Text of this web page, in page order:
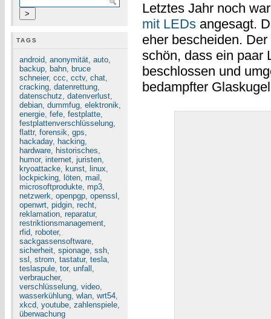
TAGS
android, anonymität, auto,
backup, bahn, bruce
schneier, ccc, cctv, chat,
cracking, datenrettung,
datenschutz, datenverlust,
debian, dummfug, elektronik,
energie, fefe, festplatte,
festplattenverschlüsselung,
flattr, forensik, gps,
hackaday, hacking,
hardware, historisches,
humor, internet, juristen,
kryoattacke, kunst, linux,
lockpicking, löten, mail ,
microsoftprodukte, mp3,
netzwerk, openpgp, openssl ,
openwrt, pidgin, recht,
reklamation, reparatur,
restriktionsmanagement,
rfid, roboter,
sackgassensoftware,
sicherheit, spionage, ssh,
ssl , strom, tastatur, tesla,
teslaspule, tor, unfall ,
verbraucher,
verschlüsselung, video,
wasserkühlung, wlan, wrt54,
xkcd, youtube, zahlenspiele,
überwachung
Letztes Jahr noch
mit LEDsangesagt.
eher bescheiden.
schön, dass ein paar
beschlossen und
bedampfter